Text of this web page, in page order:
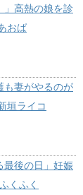
」高熱の娘を診
おば
も妻がやるのが
垣ライコ
最後の日」妊娠
ふくふく